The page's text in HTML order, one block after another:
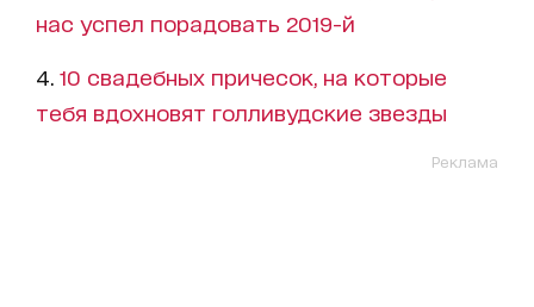
нас успел порадовать 2019-й
4. 10 свадебных причесок, на которые
тебя вдохновят голливудские звезды
Реклама